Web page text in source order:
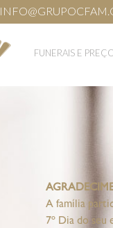
FUNERAIS E
A família
7º Dia do seu